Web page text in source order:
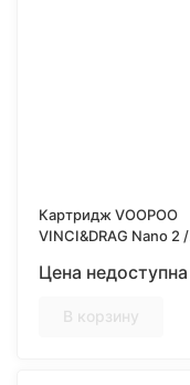
Картридж VOOPOO
VINCI&DRAG Nano 2 /
Цена недоступна
В корзину